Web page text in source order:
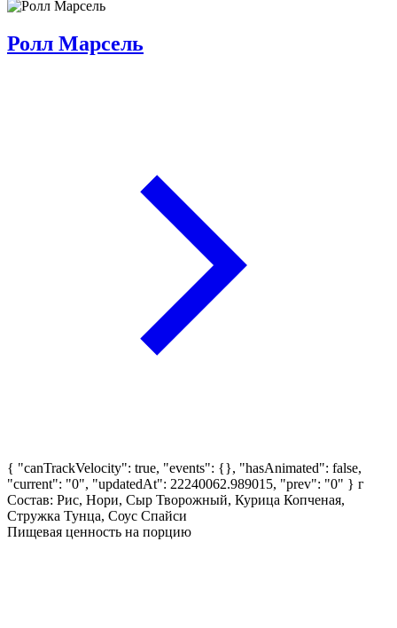
Ролл Марсель
{ "canTrackVelocity": true, "events": {}, "hasAnimated": false,
"current": "0", "updatedAt": 22240062.989015, "prev": "0" } г
Состав: Рис, Нори, Сыр Творожный, Курица Копченая,
Стружка Тунца, Соус Спайси
Пищевая ценность на порцию